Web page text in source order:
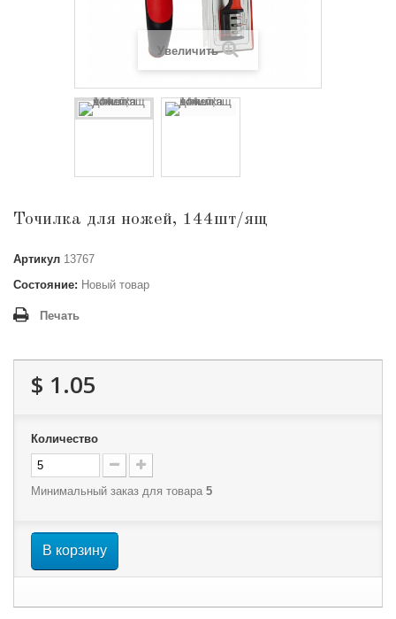
Увеличить
Точилка для ножей, 144шт/ящ
Артикул 13767
Состояние: Новый товар
Печать
$ 1.05
Количество
Минимальный заказ для товара 5
В корзину